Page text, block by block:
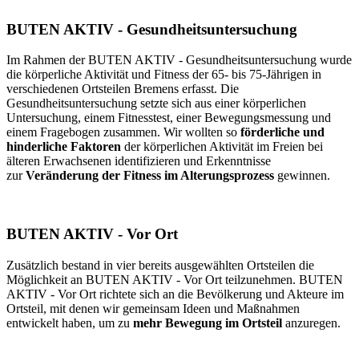
BUTEN AKTIV - Gesundheitsuntersuchung
Im Rahmen der BUTEN AKTIV - Gesundheitsuntersuchung wurde
die körperliche Aktivität und Fitness der 65- bis 75-Jährigen in
verschiedenen Ortsteilen Bremens erfasst. Die
Gesundheitsuntersuchung setzte sich aus einer körperlichen
Untersuchung, einem Fitnesstest, einer Bewegungsmessung und
einem Fragebogen zusammen. Wir wollten so förderliche und
hinderliche Faktoren der körperlichen Aktivität im Freien bei
älteren Erwachsenen identifizieren und Erkenntnisse
zurVeränderung der Fitness im Alterungsprozess gewinnen.
BUTEN AKTIV - Vor Ort
Zusätzlich bestand in vier bereits ausgewählten Ortsteilen die
Möglichkeit an BUTEN AKTIV - Vor Ort teilzunehmen. BUTEN
AKTIV - Vor Ort richtete sich an die Bevölkerung und Akteure im
Ortsteil, mit denen wir gemeinsam Ideen und Maßnahmen
entwickelt haben, um zu mehr Bewegung im Ortsteil anzuregen.